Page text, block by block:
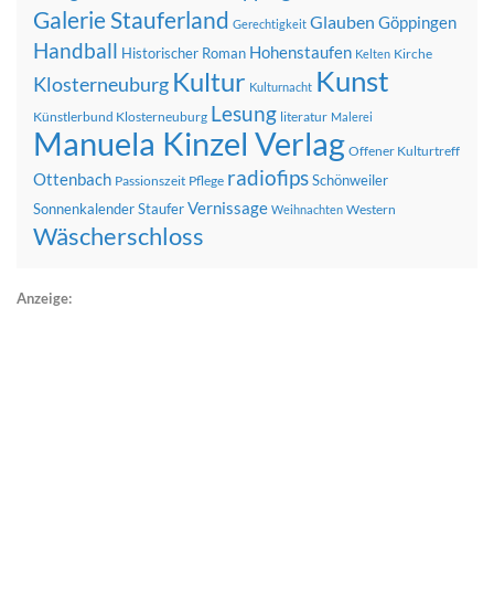
Galerie Stauferland Gerechtigkeit Glauben Göppingen
Handball Historischer Roman Hohenstaufen Kelten Kirche
Klosterneuburg Kultur Kulturnacht Kunst
Künstlerbund Klosterneuburg Lesung literatur Malerei
Manuela Kinzel Verlag Offener Kulturtreff
Ottenbach Passionszeit Pflege radiofipsSchönweiler
SonnenkalenderStauferVernissage Weihnachten Western
Wäscherschloss
Anzeige: